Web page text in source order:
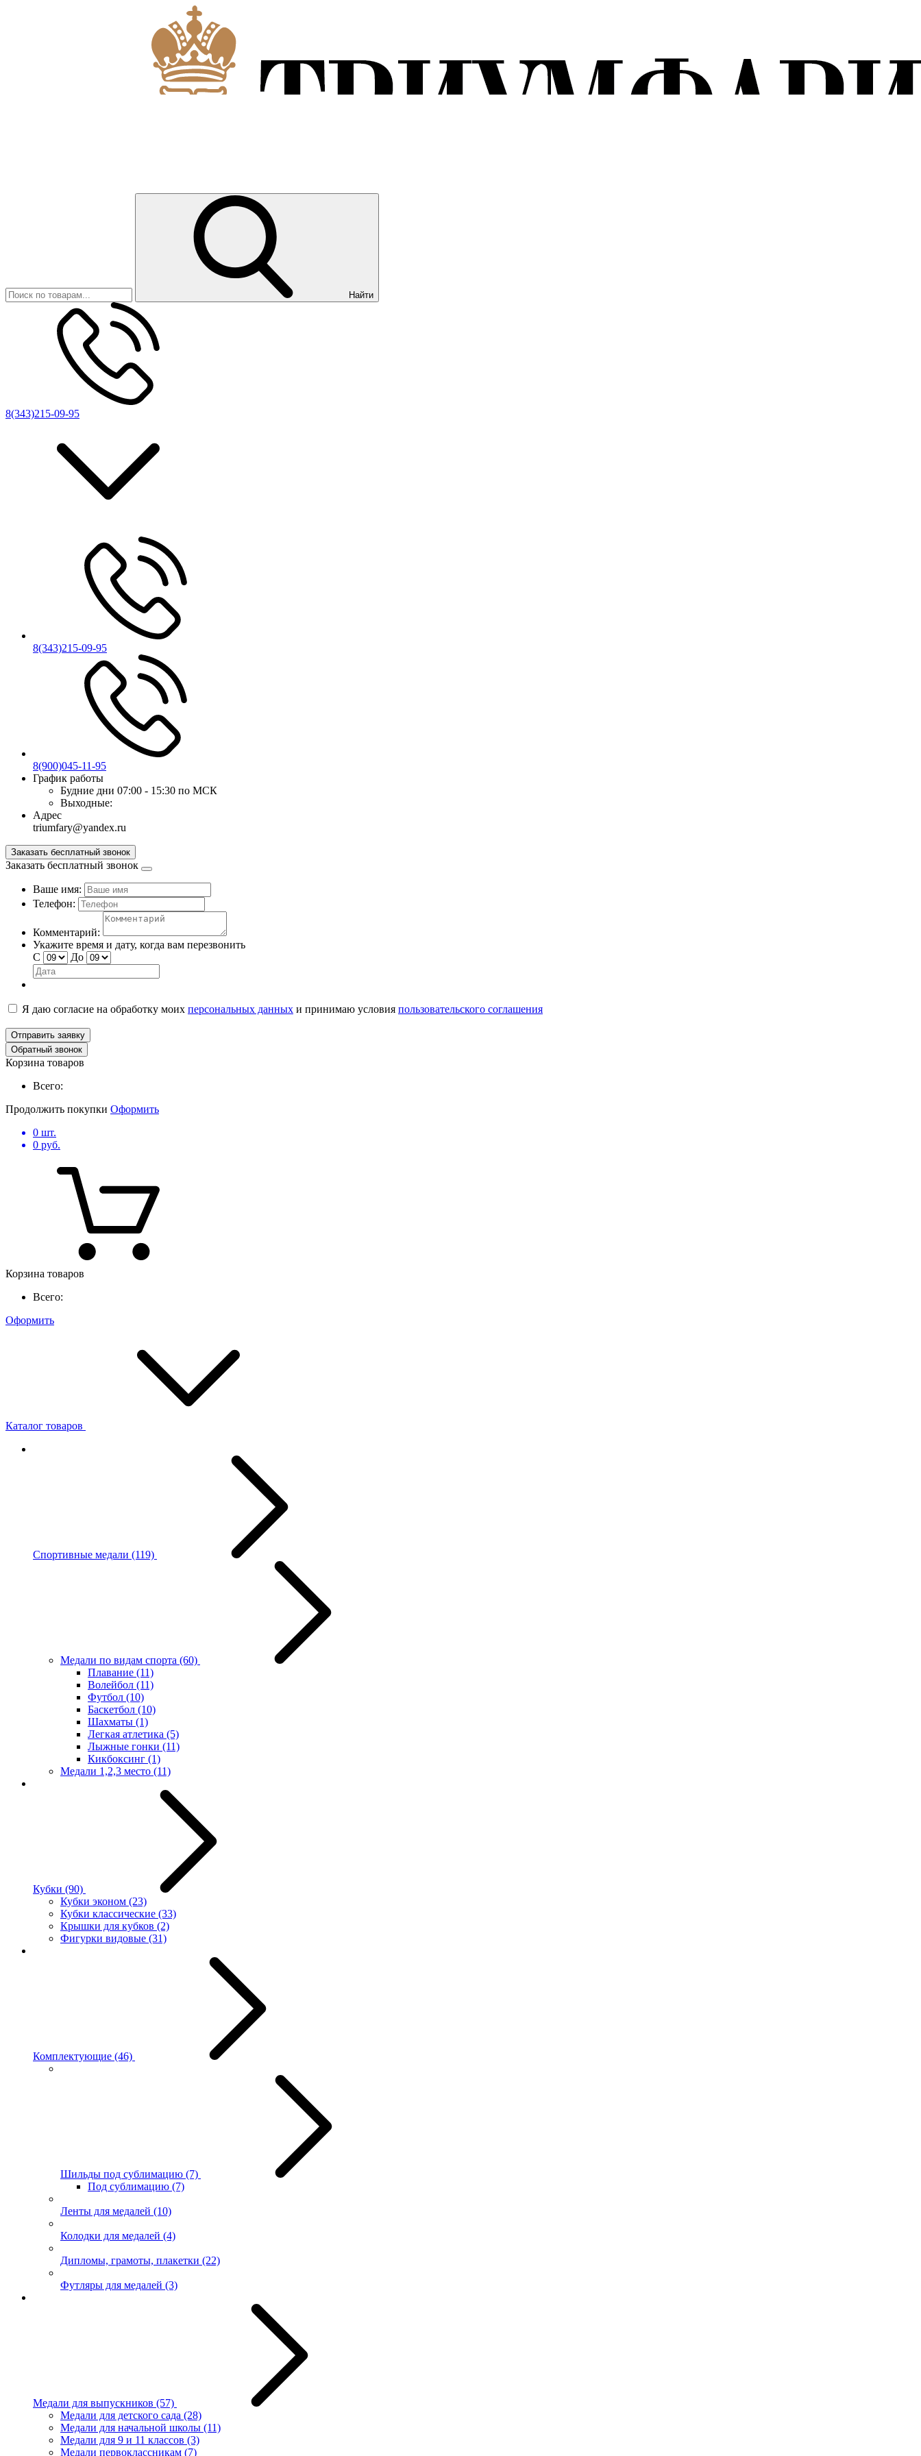
Найти
8(343)215-09-95
8(343)215-09-95
8(900)045-11-95
График работы
Будние дни 07:00 - 15:30 по МСК
Выходные:
Адрес
triumfary@yandex.ru
Заказать бесплатный звонок
Заказать бесплатный звонок
Ваше имя:
Телефон:
Комментарий:
Укажите время и дату, когда вам перезвонить
С
До
Я даю согласие на обработку моих персональных данных и принимаю условия пользовательского соглашения
Отправить заявку
Обратный звонок
Корзина товаров
Всего:
Продолжить покупки Оформить
0 шт.
0 руб.
Корзина товаров
Всего:
Оформить
Каталог товаров
Спортивные медали (119)
Медали по видам спорта (60)
Плавание (11)
Волейбол (11)
Футбол (10)
Баскетбол (10)
Шахматы (1)
Легкая атлетика (5)
Лыжные гонки (11)
Кикбоксинг (1)
Медали 1,2,3 место (11)
Кубки (90)
Кубки эконом (23)
Кубки классические (33)
Крышки для кубков (2)
Фигурки видовые (31)
Комплектующие (46)
Шильды под сублимацию (7)
Под сублимацию (7)
Ленты для медалей (10)
Колодки для медалей (4)
Дипломы, грамоты, плакетки (22)
Футляры для медалей (3)
Медали для выпускников (57)
Медали для детского сада (28)
Медали для начальной школы (11)
Медали для 9 и 11 классов (3)
Медали первоклассникам (7)